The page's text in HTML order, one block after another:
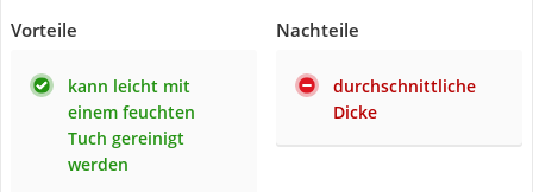
Vorteile
kann leicht mit
einem feuchten
Tuch gereinigt
werden
Nachteile
durchschnittliche
Dicke